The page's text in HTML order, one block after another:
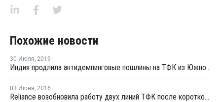
Похожие новости
30 Июля, 2019
Индия продлила антидемпинговые пошлины на ТФК из Южной Кореи и Таиланда
03 Июня, 2016
Reliance возобновила работу двух линий ТФК после короткой остановки